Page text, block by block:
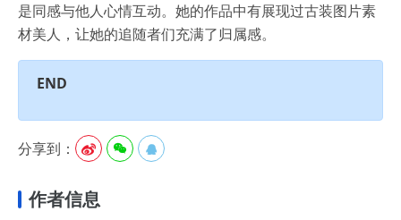
是同感与他人心情互动。她的作品中有展现过古装图片素
材美人，让她的追随者们充满了归属感。
END
分享到：   
作者信息